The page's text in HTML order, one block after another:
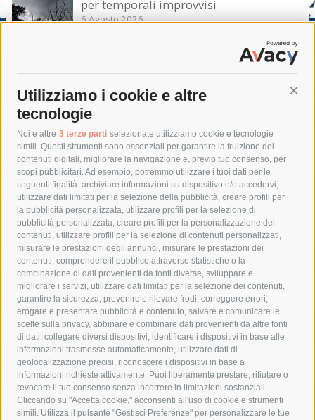
Utilizziamo i cookie e altre
tecnologie
Noi e altre 3 terze parti selezionate utilizziamo cookie e tecnologie
simili. Questi strumenti sono essenziali per garantire la fruizione dei
contenuti digitali, migliorare la navigazione e, previo tuo consenso, per
scopi pubblicitari. Ad esempio, potremmo utilizzare i tuoi dati per le
seguenti finalità: archiviare informazioni su dispositivo e/o accedervi,
utilizzare dati limitati per la selezione della pubblicità, creare profili per
la pubblicità personalizzata, utilizzare profili per la selezione di
pubblicità personalizzata, creare profili per la personalizzazione dei
contenuti, utilizzare profili per la selezione di contenuti personalizzati,
misurare le prestazioni degli annunci, misurare le prestazioni dei
contenuti, comprendere il pubblico attraverso statistiche o la
combinazione di dati provenienti da fonti diverse, sviluppare e
migliorare i servizi, utilizzare dati limitati per la selezione dei contenuti,
garantire la sicurezza, prevenire e rilevare frodi, correggere errori,
erogare e presentare pubblicità e contenuto, salvare e comunicare le
scelte sulla privacy, abbinare e combinare dati provenienti da altre fonti
di dati, collegare diversi dispositivi, identificare i dispositivi in base alle
informazioni trasmesse automaticamente, utilizzare dati di
geolocalizzazione precisi, riconoscere i dispositivi in base a
informazioni richieste attivamente. Puoi liberamente prestare, rifiutare o
revocare il tuo consenso senza incorrere in limitazioni sostanziali.
Cliccando su "Accetta cookie," acconsenti all'uso di cookie e strumenti
simili. Utilizza il pulsante "Gestisci Preferenze" per personalizzare le tue
per temporali improvvisi
6 Agosto 2026
Domani e sabato interrotta la linea Eav
Napoli-Sorrento
Tag
acqua allerta meteo
anas
area marina protetta di punta campanella
arresto
Asl Napoli 3 sud
capitaneria di porto capri
carabinieri
castellammare di stabia
circumvesuviana
comune di sorrento
concerto
contagi
costiera amalfitana
covid-19 eav
elezioni
fondazione sorrento
gori guardia costiera
incidente
lavori
lorenzo balducelli mare
massa lubrense
massimo coppola
Meta napoli
ordinanza
penisola sorrentina
piano di sorrento
polizia municipale
protezione civile
Regione Campania
sant'agnello
sindaco cuomo
sorrento studenti temporali
treni